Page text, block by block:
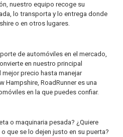
nuestro equipo recoge su
lo transporta y lo entrega donde
o en otros lugares.
de automóviles en el mercado,
en nuestro principal
precio hasta manejar
Hampshire, RoadRunner es una
en la que puedes confiar.
o maquinaria pesada? ¿Quiere
que se lo dejen justo en su puerta?